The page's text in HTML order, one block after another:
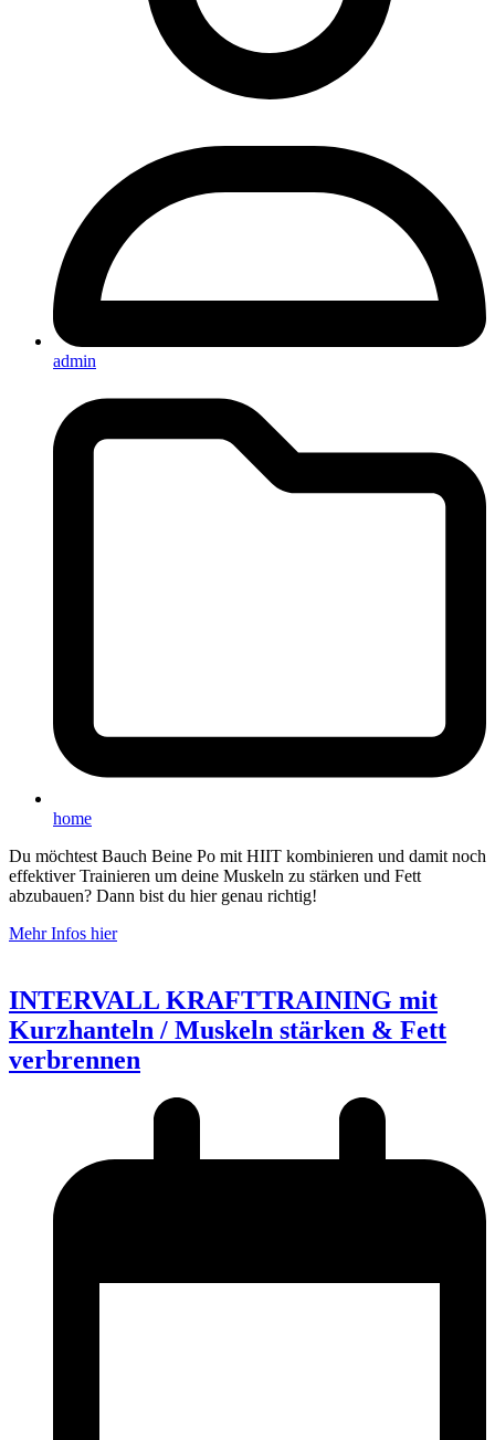
admin
home
Du möchtest Bauch Beine Po mit HIIT kombinieren und damit noch
effektiver Trainieren um deine Muskeln zu stärken und Fett
abzubauen? Dann bist du hier genau richtig!
Mehr Infos hier
INTERVALL KRAFTTRAINING mit
Kurzhanteln / Muskeln stärken & Fett
verbrennen